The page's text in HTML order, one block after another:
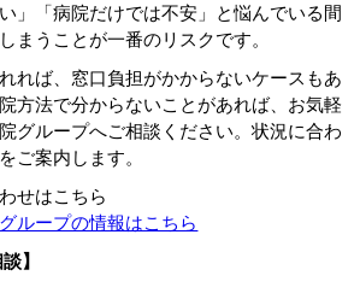
」「病院だけでは不安」と悩んでいる間
まうことが一番のリスクです。
れば、窓口負担がかからないケースもあ
方法で分からないことがあれば、お気軽
グループへご相談ください。状況に合わ
ご案内します。
せはこちら
ループの情報はこちら
】